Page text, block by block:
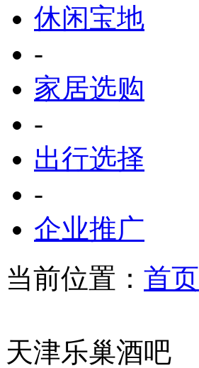
休闲宝地
-
家居选购
-
出行选择
-
企业推广
当前位置： 首页
天津乐巢酒吧